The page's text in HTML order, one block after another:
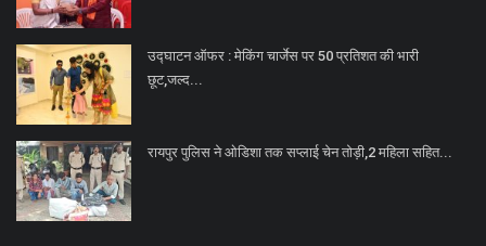
उद्घाटन ऑफर : मेकिंग चार्जेस पर 50 प्रतिशत की भारी
छूट,जल्द...
रायपुर पुलिस ने ओडिशा तक सप्लाई चेन तोड़ी,2 महिला सहित...